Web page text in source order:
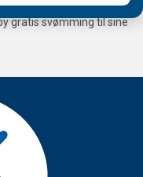
gratis svømming til sine